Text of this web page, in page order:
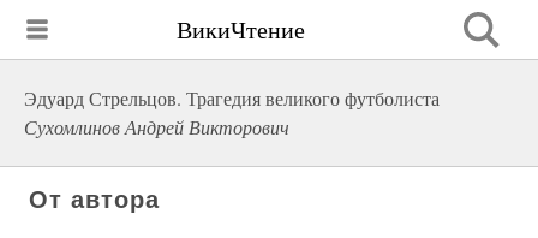
ВикиЧтение
Эдуард Стрельцов. Трагедия великого футболиста
Сухомлинов Андрей Викторович
От автора